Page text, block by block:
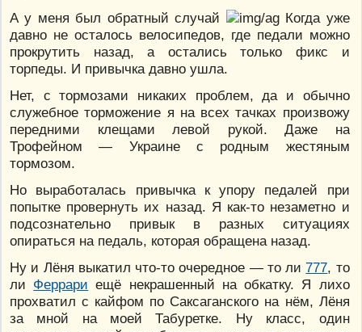
А у меня был обратный случай
Когда уже
давно не осталось велосипедов, где педали можно
прокрутить назад, а остались только фикс и
торпеды. И привычка давно ушла.
Нет, с тормозами никаких проблем, да и обычно
служебное торможение я на всех тачках произвожу
передними клещами левой рукой. Даже на
Трофейном — Украине с родным жестяным
тормозом.
Но выработалась привычка к упору педалей при
попытке провернуть их назад. Я как-то незаметно и
подсознательно привык в разных ситуациях
опираться на педаль, которая обращена назад.
Ну и Лёня выкатил что-то очередное — то ли777, то
ли Феррари ещё некрашенный на обкатку. Я лихо
прохватил с кайфом по Саксаганского на нём, Лёня
за мной на моей Табуретке. Ну класс, один